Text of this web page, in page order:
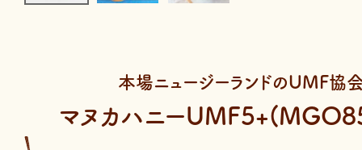
本場ニュージーランドのUMF協
マヌカハニー